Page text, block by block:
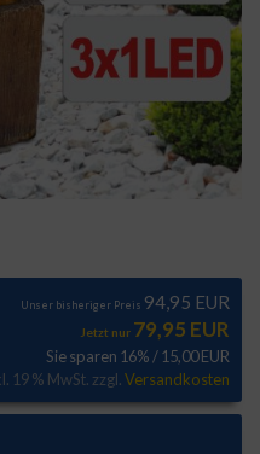
Unser bisheriger Preis 94,95 EUR
Jetzt nur 79,95 EUR
Sie sparen 16% / 15,00 EUR
19 % MwSt. zzgl.Versandkosten